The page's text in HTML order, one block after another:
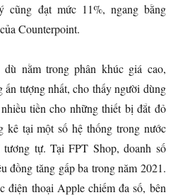
cũng đạt mức 11%, ngang bằng
Counterpoint.
dù nằm trong phân khúc giá cao,
ấn tượng nhất, cho thấy người dùng
tiền cho những thiết bị đắt đỏ
kê tại một số hệ thống trong nước
tự. Tại FPT Shop, doanh số
đồng tăng gấp ba trong năm 2021.
điện thoại Apple chiếm đa số, bên